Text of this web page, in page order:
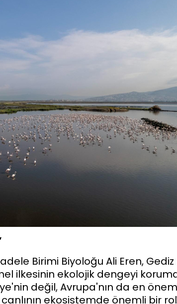
Birimi Biyoloğu Ali Eren,
ilkesinin ekolojik dengeyi
değil, Avrupa'nın da en
ekosistemde önemli bir